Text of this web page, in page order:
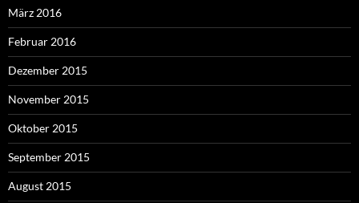
März 2016
Februar 2016
Dezember 2015
November 2015
Oktober 2015
September 2015
August 2015